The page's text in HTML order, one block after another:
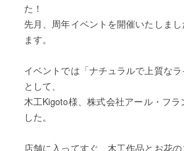
た！
先月、周年イベントを開催いたしま
ます。
イベントでは「ナチュラルで上質なラ
として、
木工Kigoto様、株式会社アール・フ
した。
店舗に入ってすぐ、木工作品とお花